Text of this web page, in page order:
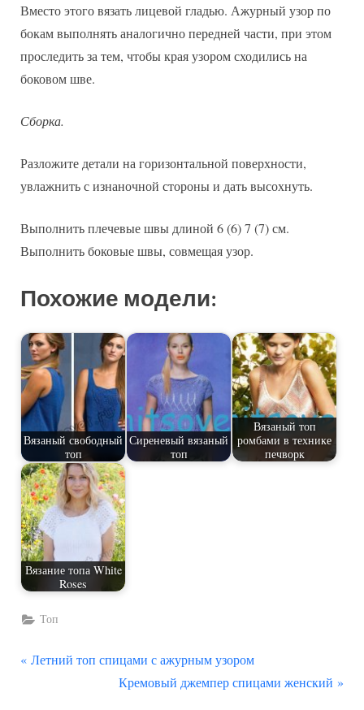
Вместо этого вязать лицевой гладью. Ажурный узор по
бокам выполнять аналогично передней части, при этом
проследить за тем, чтобы края узором сходились на
боковом шве.
Сборка.
Разложите детали на горизонтальной поверхности,
увлажнить с изнаночной стороны и дать высохнуть.
Выполнить плечевые швы длиной 6 (6) 7 (7) см.
Выполнить боковые швы, совмещая узор.
Похожие модели:
Вязаный свободный
топ
Сиреневый вязаный
топ
Вязаный топ
ромбами в технике
печворк
Вязание топа White
Roses
Топ
Навигация
П
Летний топ спицами с ажурным узором
С
Кремовый джемпер спицами женский